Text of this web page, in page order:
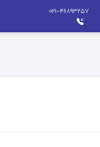
021-46893257